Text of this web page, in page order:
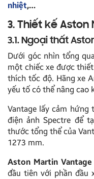
nhiệt,…
3. Thiết kế Aston
3.1. Ngoại thất
Dưới góc nhìn tổng
một chiếc xe được
thích tốc độ. Hãng xe
yếu tố có thể nâng cao
Vantage lấy cảm
điện ảnh Spectre để
thước tổng thể của
1273 mm.
Aston Martin Vantage
đầu tiên với phần đầu